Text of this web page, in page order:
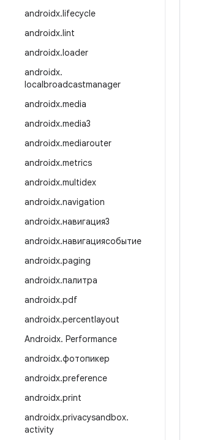
androidx.lifecycle
androidx.lint
androidx.loader
androidx.
localbroadcastmanager
androidx.media
androidx.media3
androidx.mediarouter
androidx.metrics
androidx.multidex
androidx.navigation
androidx.навигация3
androidx.навигациясобытие
androidx.paging
androidx.палитра
androidx.pdf
androidx.percentlayout
Androidx. Performance
androidx.фотопикер
androidx.preference
androidx.print
androidx.privacysandbox.
activity